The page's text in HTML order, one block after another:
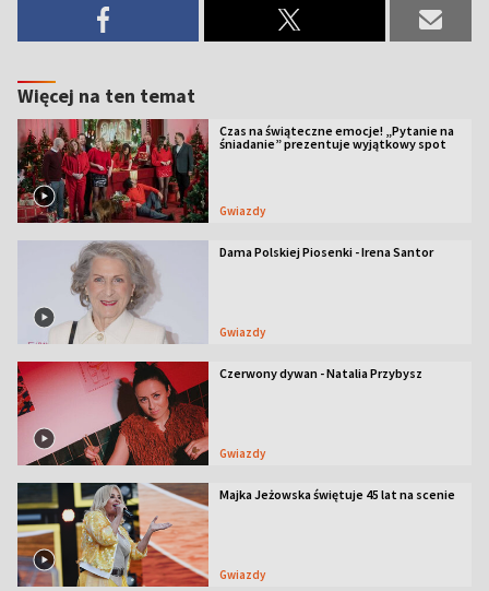
Więcej na ten temat
Czas na świąteczne emocje! „Pytanie na
śniadanie” prezentuje wyjątkowy spot
Gwiazdy
Dama Polskiej Piosenki - Irena Santor
Gwiazdy
Czerwony dywan - Natalia Przybysz
Gwiazdy
Majka Jeżowska świętuje 45 lat na scenie
Gwiazdy